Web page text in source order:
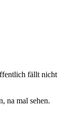
fällt nicht
na mal sehen.